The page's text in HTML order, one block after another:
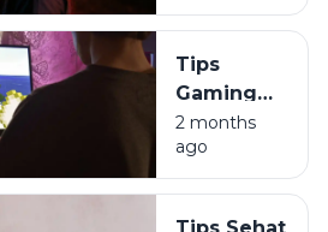
Harus Jadi
Algoritma
Tips
Gaming
Sehat:
Jaga
Durabilitas
2 months
ago